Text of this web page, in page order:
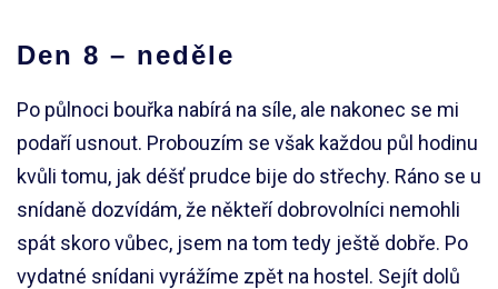
Den 8 – neděle
Po půlnoci bouřka nabírá na síle, ale nakonec se mi
podaří usnout. Probouzím se však každou půl hodinu
kvůli tomu, jak déšť prudce bije do střechy. Ráno se u
snídaně dozvídám, že někteří dobrovolníci nemohli
spát skoro vůbec, jsem na tom tedy ještě dobře. Po
vydatné snídani vyrážíme zpět na hostel. Sejít dolů